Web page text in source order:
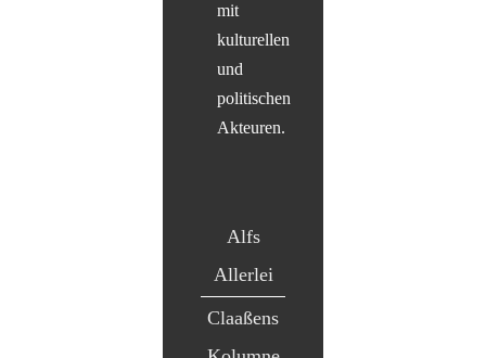
mit
kulturellen
und
politischen
Akteuren.
Alfs
Allerlei
Claaßens